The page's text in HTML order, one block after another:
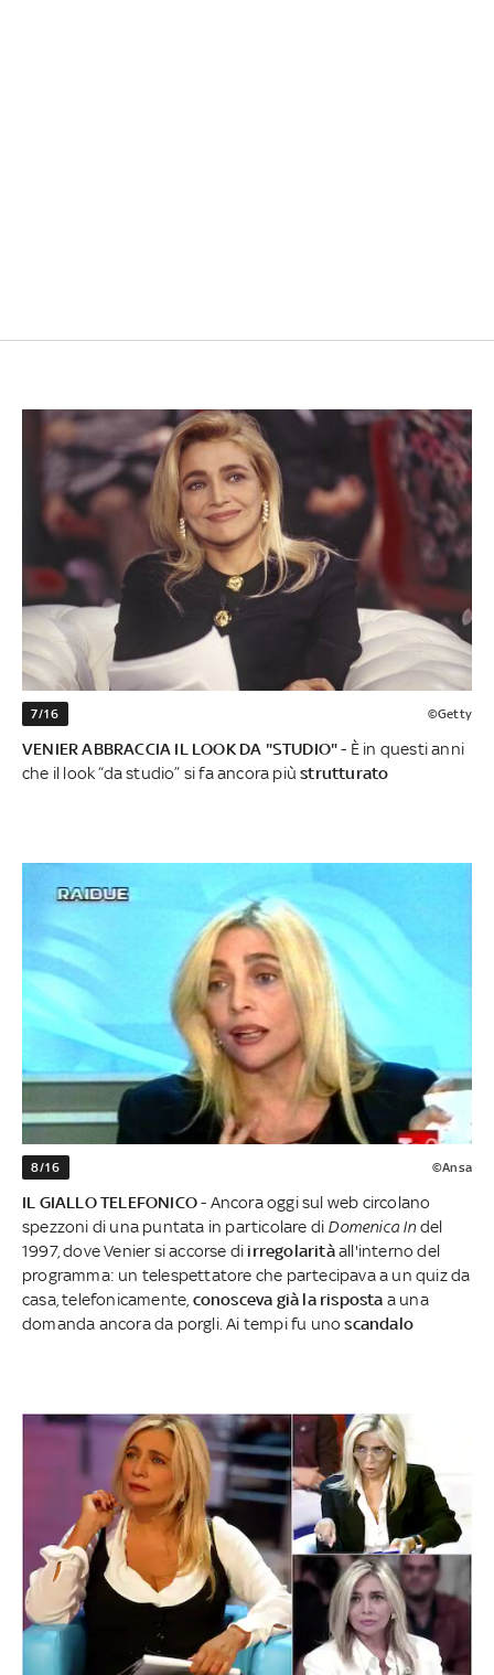
7/16 ©Getty
VENIER ABBRACCIA IL LOOK DA "STUDIO"- È in questi anni
che il look “da studio” si fa ancora piùstrutturato
8/16 ©Ansa
IL GIALLO TELEFONICO- Ancora oggi sul web circolano
spezzoni di una puntata in particolare di Domenica Indel
1997, dove Venier si accorse di irregolaritàall'interno del
programma: un telespettatore che partecipava a un quiz da
casa, telefonicamente, conosceva già la risposta a una
domanda ancora da porgli. Ai tempi fu unoscandalo